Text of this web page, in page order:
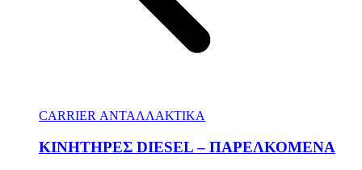
CARRIER ΑΝΤΑΛΛΑΚΤΙΚΑ
KΙΝΗΤΗΡΕΣ DIESEL – ΠΑΡΕΛΚΟΜΕΝΑ